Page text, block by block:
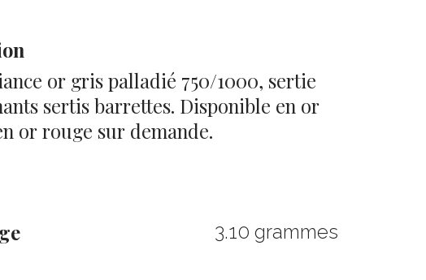
or gris palladié 750/1000, sertie
sertis barrettes. Disponible en or
or rouge sur demande.
3.10 grammes